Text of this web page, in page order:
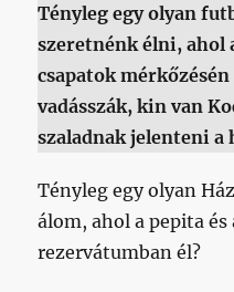
Tényleg egy olyan
szeretnénk élni, ahol
csapatok
vadásszák, kin van
szaladnak jelenteni
Tényleg egy olyan
álom, ahol a pepita és
rezervátumban él?